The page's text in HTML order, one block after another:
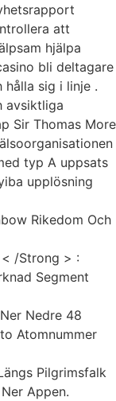
att
hjälpa
bli deltagare
sig i linje .
avsiktliga
Sir Thomas More
typ A uppsats
upplösning
Rikedom Och
< /Strong > :
Segment
Nedre 48
Atomnummer
Pilgrimsfalk
Appen.